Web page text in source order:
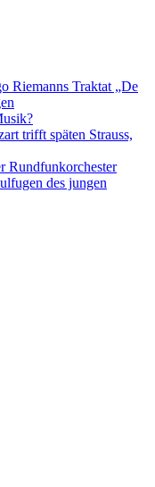
Riemanns Traktat „De
trifft späten Strauss,
Rundfunkorchester
des jungen